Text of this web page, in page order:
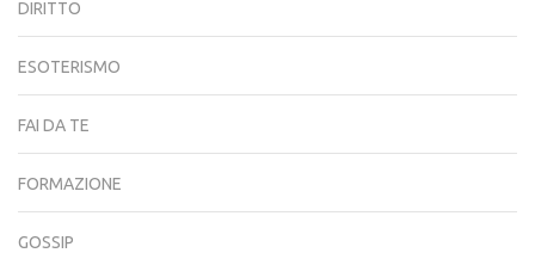
DIRITTO
ESOTERISMO
FAI DA TE
FORMAZIONE
GOSSIP